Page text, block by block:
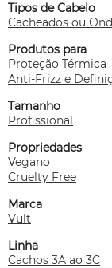
Tipos de Cabelo
Cacheados ou
Produtos para
Proteção Térmica
Anti-Frizz e
Tamanho
Profissional
Propriedades
Vegano
Cruelty Free
Marca
Vult
Linha
Cachos 3A ao 3C